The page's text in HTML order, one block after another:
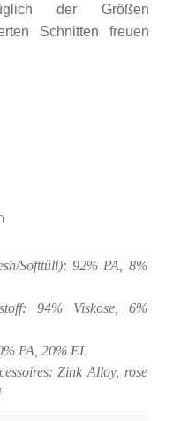
der Größen
Schnitten freuen
Softtüll): 92% PA, 8%
94% Viskose, 6%
PA, 20% EL
Zink Alloy, rose